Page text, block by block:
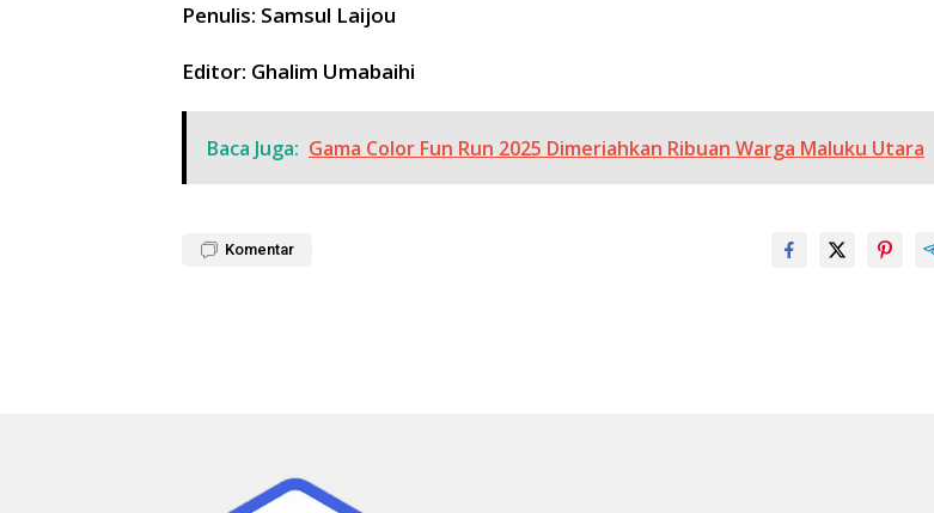
Penulis: Samsul Laijou
Editor: Ghalim Umabaihi
Baca Juga: Gama Color Fun Run 2025 Dimeriahkan Ribuan Warga Maluku Utara
Komentar